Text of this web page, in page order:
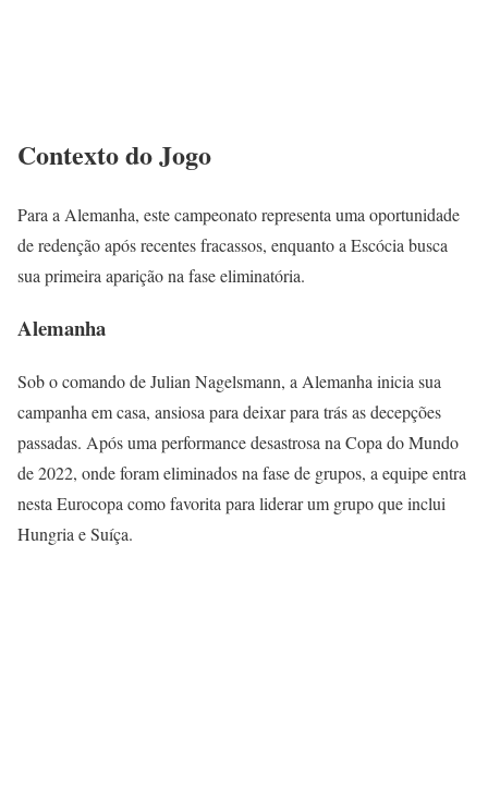
Contexto do Jogo
Para a Alemanha, este campeonato representa uma oportunidade
de redenção após recentes fracassos, enquanto a Escócia busca
sua primeira aparição na fase eliminatória.
Alemanha
Sob o comando de Julian Nagelsmann, a Alemanha inicia sua
campanha em casa, ansiosa para deixar para trás as decepções
passadas. Após uma performance desastrosa na Copa do Mundo
de 2022, onde foram eliminados na fase de grupos, a equipe entra
nesta Eurocopa como favorita para liderar um grupo que inclui
Hungria e Suíça.